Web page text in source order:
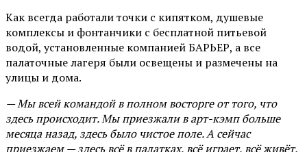
Как всегда работали точки с кипятком, душевые
комплексы и фонтанчики с бесплатной питьевой
водой, установленные компанией БАРЬЕР, а все
палаточные лагеря были освещены и размечены на
улицы и дома.
— Мы всей командой в полном восторге от того, что
здесь происходит. Мы приезжали в арт-кэмп больше
месяца назад, здесь было чистое поле. А сейчас
приезжаем — здесь всё в палатках, всё играет, всё живёт,